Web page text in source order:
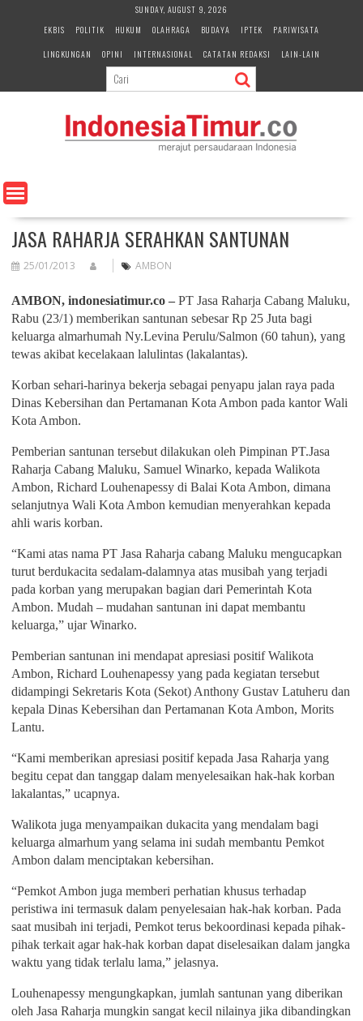
e
n
SUNDAY, AUGUST 9, 2026
EKBIS
POLITIK HUKUM OLAHRAGA BUDAYA IPTEK
PARIWISATA
LINGKUNGAN
OPINI INTERNASIONAL CATATAN REDAKSI LAIN-LAIN
JASA RAHARJA SERAHKAN SANTUNAN
25/01/2013 AMBON
AMBON, indonesiatimur.co –PT Jasa Raharja Cabang Maluku,
Rabu (23/1) memberikan santunan sebesar Rp 25 Juta bagi
keluarga almarhumah Ny.Levina Perulu/Salmon (60 tahun), yang
tewas akibat kecelakaan lalulintas (lakalantas).
Korban sehari-harinya bekerja sebagai penyapu jalan raya pada
Dinas Kebersihan dan Pertamanan Kota Ambon pada kantor Wali
Kota Ambon.
Pemberian santunan tersebut dilakukan oleh Pimpinan PT.Jasa
Raharja Cabang Maluku, Samuel Winarko, kepada Walikota
Ambon, Richard Louhenapessy di Balai Kota Ambon, dimana
selanjutnya Wali Kota Ambon kemudian menyerahkan kepada
ahli waris korban.
“Kami atas nama PT Jasa Raharja cabang Maluku mengucapkan
turut berdukacita sedalam-dalamnya atas musibah yang terjadi
pada korban yang merupakan bagian dari Pemerintah Kota
Ambon. Mudah – mudahan santunan ini dapat membantu
keluarga,” ujar Winarko.
Pemberian santunan ini mendapat apresiasi positif Walikota
Ambon, Richard Louhenapessy yang pada kegiatan tersebut
didampingi Sekretaris Kota (Sekot) Anthony Gustav Latuheru dan
kepala Dinas Kebersihan dan Pertamanan Kota Ambon, Morits
Lantu.
“Kami memberikan apresiasi positif kepada Jasa Raharja yang
begitu cepat dan tanggap dalam menyelesaikan hak-hak korban
lakalantas,” ucapnya.
Walikota juga menyampaikan dukacita yang mendalam bagi
keluarga almarhum yang selama ini sudah membantu Pemkot
Ambon dalam menciptakan kebersihan.
“Pemkot Ambon juga memberi perhatian khusus terhadap
peristiwa ini termasuk dalam penyelesaian hak-hak korban. Pada
saat musibah ini terjadi, Pemkot terus bekoordinasi kepada pihak-
pihak terkait agar hak-hak korban dapat diselesaikan dalam jangka
waktu yang tidak terlalu lama,” jelasnya.
Louhenapessy mengungkapkan, jumlah santunan yang diberikan
oleh Jasa Raharja mungkin sangat kecil nilainya jika dibandingkan